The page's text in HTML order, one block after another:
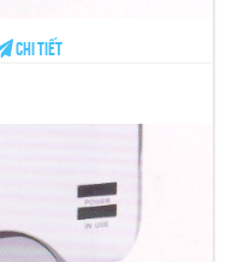
Chi tiết